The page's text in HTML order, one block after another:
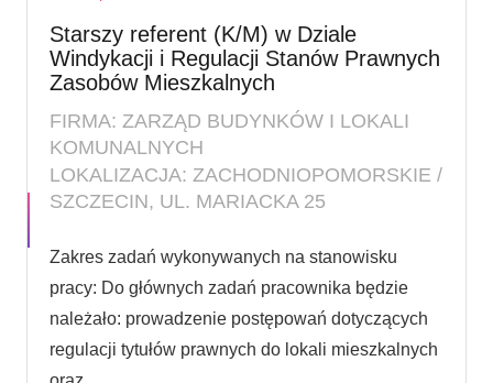
Starszy referent (K/M) w Dziale
Windykacji i Regulacji Stanów Prawnych
Zasobów Mieszkalnych
FIRMA: ZARZĄD BUDYNKÓW I LOKALI
KOMUNALNYCH
LOKALIZACJA: ZACHODNIOPOMORSKIE /
SZCZECIN, UL. MARIACKA 25
Zakres zadań wykonywanych na stanowisku
pracy: Do głównych zadań pracownika będzie
należało: prowadzenie postępowań dotyczących
regulacji tytułów prawnych do lokali mieszkalnych